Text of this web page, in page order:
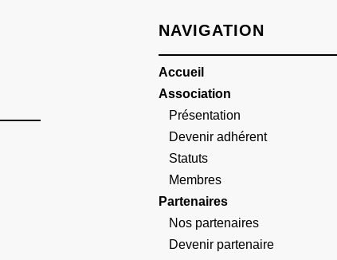
NAVIGATION
Accueil
Association
Présentation
Devenir adhérent
Statuts
Membres
Partenaires
Nos partenaires
Devenir partenaire